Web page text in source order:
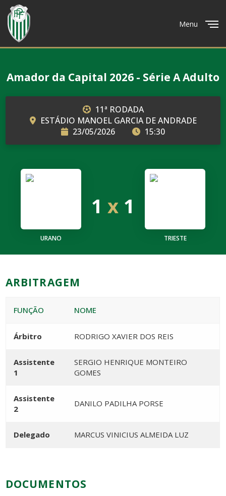
Menu
Amador da Capital 2026 - Série A Adulto
11ª RODADA
ESTÁDIO MANOEL GARCIA DE ANDRADE
23/05/2026
15:30
URANO
1 x 1
TRIESTE
ARBITRAGEM
FUNÇÃO NOME
Árbitro RODRIGO XAVIER DOS REIS
Assistente
1
SERGIO HENRIQUE MONTEIRO
GOMES
Assistente
2
DANILO PADILHA PORSE
Delegado MARCUS VINICIUS ALMEIDA LUZ
DOCUMENTOS